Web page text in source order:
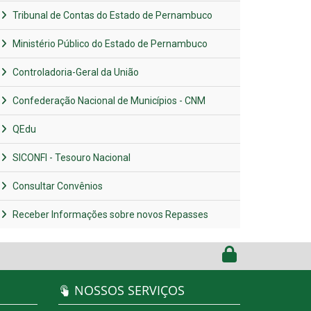
Tribunal de Contas do Estado de Pernambuco
Ministério Público do Estado de Pernambuco
Controladoria-Geral da União
Confederação Nacional de Municípios - CNM
QEdu
SICONFI - Tesouro Nacional
Consultar Convênios
Receber Informações sobre novos Repasses
NOSSOS SERVIÇOS